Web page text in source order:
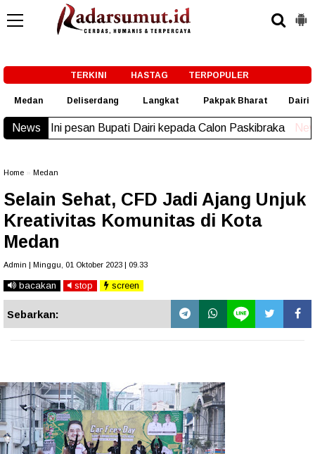
TERKINI HASTAG TERPOPULER
Medan Deliserdang Langkat Pakpak Bharat Dairi
NewsIni pesan Bupati Dairi kepada Calon Paskibraka New!
Home Medan
Selain Sehat, CFD Jadi Ajang Unjuk
Kreativitas Komunitas di Kota
Medan
Admin | Minggu, 01 Oktober 2023 | 09.33
bacakan stop screen
Sebarkan: